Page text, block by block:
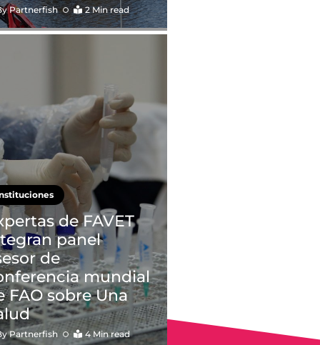
Partnerfish 2 Min read
de FAVET
panel
de
mundial
FAO sobre Una
Partnerfish 4 Min read